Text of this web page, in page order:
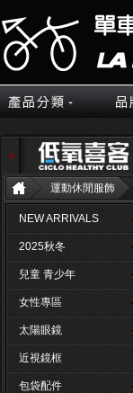
運動休閒服飾
NEW ARRIVALS
2025秋冬
兒童 青少年
女性專區
太陽眼鏡
近視鏡框
包袋配件